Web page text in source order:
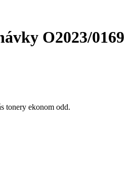
O2023/0169
tonery ekonom odd.